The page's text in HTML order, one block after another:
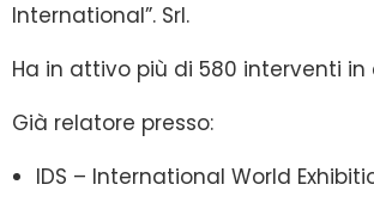
International”. Srl.
Ha in attivo più di 580 interventi
Già relatore presso:
IDS – International World